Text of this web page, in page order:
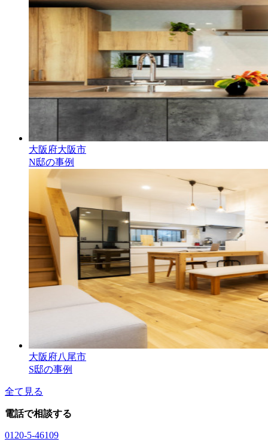
大阪府大阪市
N邸の事例
大阪府八尾市
S邸の事例
全て見る
電話で相談する
0120-5-46109